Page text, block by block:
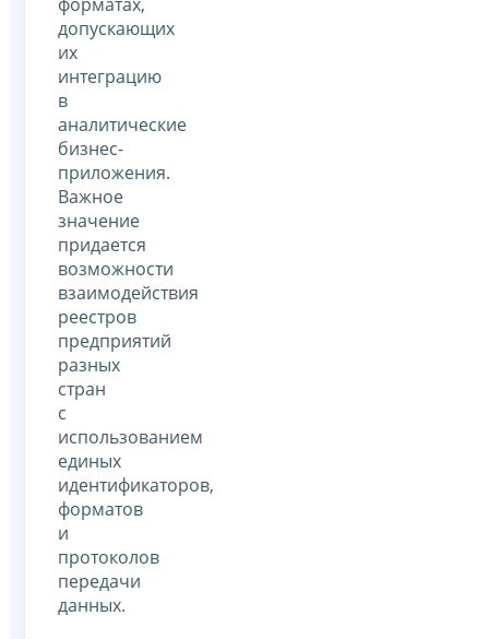
допускающих
их
интеграцию
в
аналитические
бизнес-
приложения.
Важное
значение
придается
возможности
взаимодействия
реестров
предприятий
разных
стран
с
использованием
единых
идентификаторов,
форматов
и
протоколов
передачи
данных.